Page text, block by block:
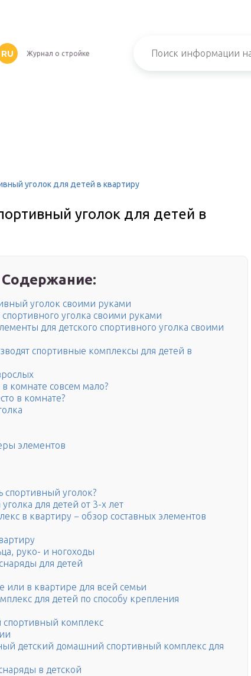
RU Журнал о стройке
уголок для детей в квартиру
уголок для детей в
Содержание:
уголок своими руками
уголка своими руками
для детского спортивного уголка своими
спортивные комплексы для детей в
комнате совсем мало?
в комнате?
элементов
спортивный уголок?
для детей от 3-х лет
в квартиру − обзор составных элементов
руко- и ногоходы
для детей
или в квартире для всей семьи
для детей по способу крепления
спортивный комплекс
детский домашний спортивный комплекс для
в детской